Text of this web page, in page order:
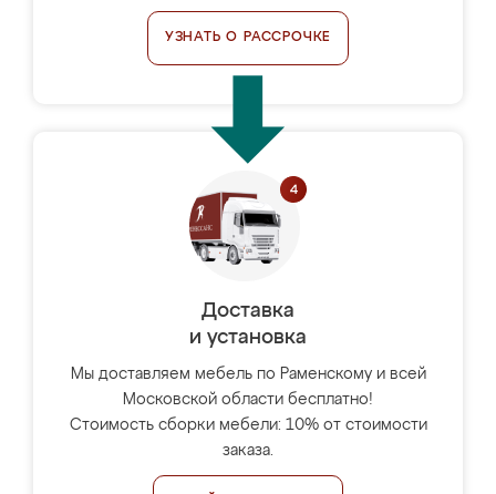
УЗНАТЬ О РАССРОЧКЕ
Доставка
и установка
Мы доставляем мебель по Раменскому и всей
Московской области бесплатно!
Стоимость сборки мебели: 10% от стоимости
заказа.